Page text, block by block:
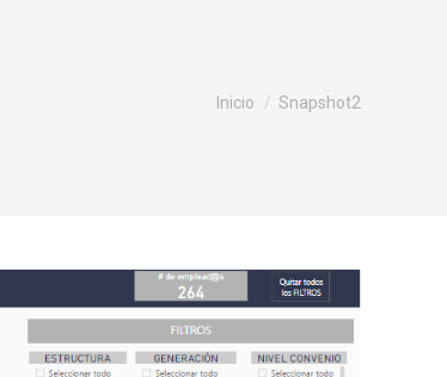
Estás aquí:
Inicio Snapshot2